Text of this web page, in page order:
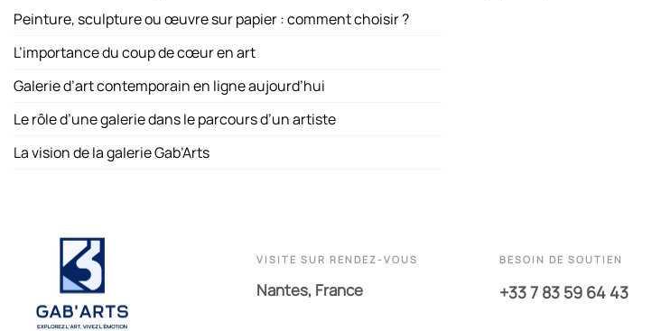
Peinture, sculpture ou œuvre sur papier : comment choisir ?
L’importance du coup de cœur en art
Galerie d’art contemporain en ligne aujourd’hui
Le rôle d’une galerie dans le parcours d’un artiste
La vision de la galerie Gab’Arts
VISITE SUR RENDEZ-VOUS
Nantes, France
BESOIN DE SOUTIEN
+33 7 83 59 64 43